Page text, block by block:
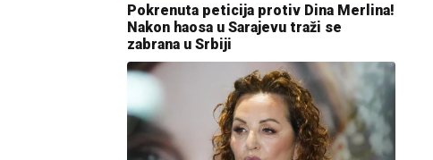
Pokrenuta peticija protiv Dina Merlina!
Nakon haosa u Sarajevu traži se
zabrana u Srbiji